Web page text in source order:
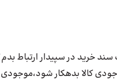
خرید در سپیدار ارتباط
کالا بدهکار شود،موجودی